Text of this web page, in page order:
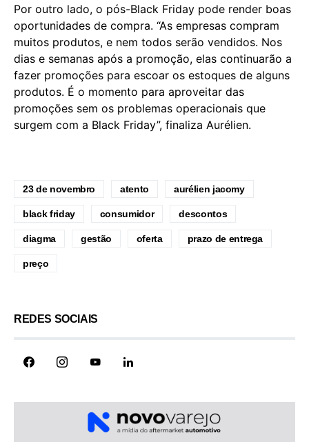
Por outro lado, o pós-Black Friday pode render boas
oportunidades de compra. “As empresas compram
muitos produtos, e nem todos serão vendidos. Nos
dias e semanas após a promoção, elas continuarão a
fazer promoções para escoar os estoques de alguns
produtos. É o momento para aproveitar das
promoções sem os problemas operacionais que
surgem com a Black Friday”, finaliza Aurélien.
23 de novembro atento aurélien jacomy
black friday consumidor descontos
diagma gestão oferta prazo de entrega
preço
REDES SOCIAIS